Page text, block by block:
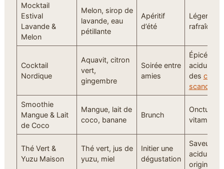
Mocktail
Estival
Lavande &
Melon
Melon, sirop de
lavande, eau
pétillante
Apéritif
d’été
Léger,
Cocktail
Nordique
Aquavit, citron
vert,
gingembre
Soirée entre
amies
Épicé et
acidulé,
des
Smoothie
Mangue & Lait
de Coco
Mangue, lait de
coco, banane
Brunch
Onctueux
vitaminé
Thé Vert &
Yuzu Maison
Thé vert, jus de
yuzu, miel
Initier une
dégustation
Saveurs
acidulées
originales